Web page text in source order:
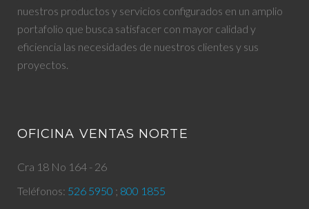
nuestros productos y servicios configurados en un amplio
portafolio que busca satisfacer con mayor calidad y
eficiencia las necesidades de nuestros clientes y sus
proyectos.
OFICINA VENTAS NORTE
Cra 18 No 164 - 26
Teléfonos: 526 5950 ; 800 1855